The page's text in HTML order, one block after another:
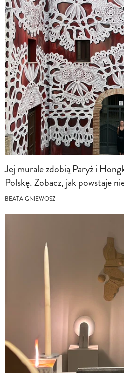
Jej murale zdobią Paryż i
Polskę. Zobacz, jak powstaje
BEATA GNIEWOSZ